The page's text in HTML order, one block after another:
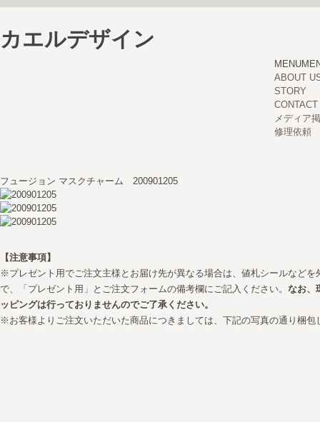
カエルデザイン
MENU
ABOUT
STORY
CONTACT
メディア
修理依頼
フュージョン マスクチャーム 200901205
【注意事項】
※プレゼント用でご注文主様とお届け先が異なる場合は、値札シールなどを
で、「プレゼント用」とご注文フォームの備考欄にご記入ください。 なお、
ッピングは行っておりませんのでご了承ください。
※お客様よりご注文いただいた商品につきましては、下記の写真の通り梱包